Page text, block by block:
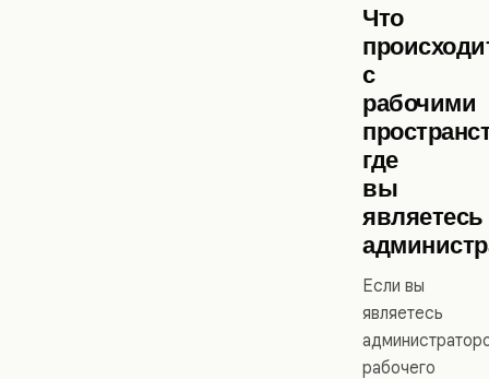
Что
с
рабочими
где
вы
являетесь
Если вы
являетесь
рабочего